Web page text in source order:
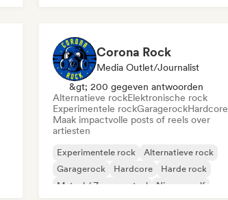
Corona Rock
Media Outlet/Journalist
&gt; 200 gegeven antwoorden
Alternatieve rockElektronische rock
Experimentele rockGaragerockHardcore
Maak impactvolle posts of reels over
artiesten
Experimentele rock
Alternatieve rock
Garagerock
Hardcore
Harde rock
Metaal / Zwaar metaal
Nieuwe golf